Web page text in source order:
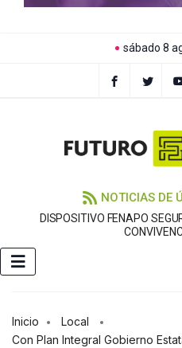
sábado 8
NOTICIAS DE
DISPOSITIVO FENAPO
Inicio
Local
Con Plan Integral Gobierno